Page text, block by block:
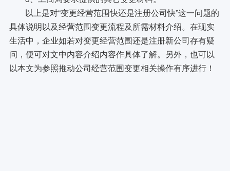
以上是对“变更经营范围快还是注册公司快”这一问题的
具体说明以及经营范围变更流程及所需材料介绍。在现实
生活中，企业如若对变更经营范围还是注册新公司存有疑
问，便可对文中内容介绍内容作具体了解。另外，也可以
以本文为参照推动公司经营范围变更相关操作有序进行！